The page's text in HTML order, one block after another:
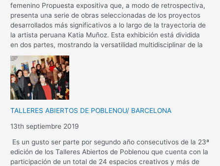
femenino Propuesta expositiva que, a modo de retrospectiva,
presenta una serie de obras seleccionadas de los proyectos
desarrollados más significativos a lo largo de la trayectoria de
la artista peruana Katia Muñoz. Esta exhibición está dividida
en dos partes, mostrando la versatilidad multidisciplinar de la
TALLERES ABIERTOS DE POBLENOU/ BARCELONA
13th septiembre 2019
Es un gusto ser parte por segundo año consecutivos de la 23ª
edición de los Talleres Abiertos de Poblenou que cuenta con la
participación de un total de 24 espacios creativos y más de